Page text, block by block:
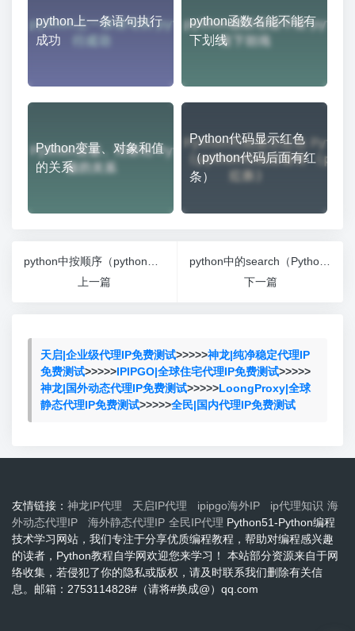
python上一条语句执行
成功
python函数名能不能有
下划线
Python变量、对象和值
的关系
Python代码显示红色
（python代码后面有红
条）
上一篇
下一篇
天启|企业级代理IP免费测试>>>>>神龙|纯净稳定代理IP
免费测试>>>>>IPIPGO|全球住宅代理IP免费测试>>>>>
神龙|国外动态代理IP免费测试>>>>>LoongProxy|全球
静态代理IP免费测试>>>>>全民|国内代理IP免费测试
友情链接： 神龙IP代理 天启IP代理 ipipgo海外IP ip代理知识 海
外动态代理IP
海外静态代理IP 全民IP代理 Python51-Python编程
技术学习网站，我们专注于分享优质编程教程，帮助对编程感兴趣
的读者，Python教程自学网欢迎您来学习！ 本站部分资源来自于网
络收集，若侵犯了你的隐私或版权，请及时联系我们删除有关信
息。邮箱：2753114828#（请将#换成@）qq.com